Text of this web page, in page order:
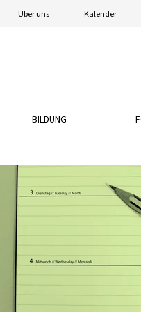
Über uns Kalender
BILDUNG